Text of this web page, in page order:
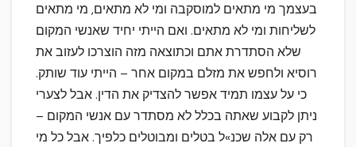
בעצמך מי מתאים למוסקבה ומי לא מתאים, מי מתאים
לשליחות ומי לא מתאים. ואם הייתי יחיד שאנשי המקום
שלא הסתדרת אתם וכתוצאה מזה הוצרכו לעזוב את
רוסיא ולחפש את מזלם במקום אחר – הייתי עוד שותק.
כי על עצמו תמיד אפשר להצדיק את הדין. אבל לצערי
ניתן לקבוע שאתה בכלל לא מסתדר עם אנשי המקום –
רק עם אלה שכנ»ל בטלים ומבוטלים כלפיך. אבל כל מי